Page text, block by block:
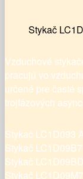
Stykač
Vzduchové
pracujú vo
určené pre časté
trojfázových
Stykač LC1D093
Stykač
Stykač
Stykač